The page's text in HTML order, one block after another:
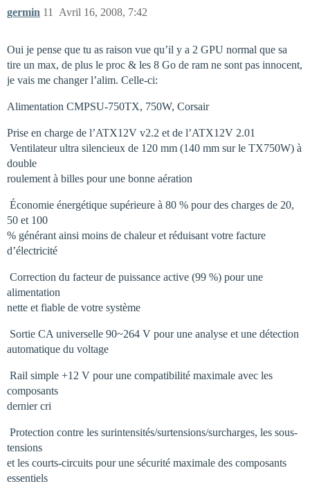
germin Avril 16, 2008, 7:42
11
Oui je pense que tu as raison vue qu’il y a 2 GPU normal que sa
tire un max, de plus le proc & les 8 Go de ram ne sont pas innocent,
je vais me changer l’alim. Celle-ci:
Alimentation CMPSU-750TX, 750W, Corsair
Prise en charge de l’ATX12V v2.2 et de l’ATX12V 2.01
 Ventilateur ultra silencieux de 120 mm (140 mm sur le TX750W) à
double
roulement à billes pour une bonne aération
 Économie énergétique supérieure à 80 % pour des charges de 20,
50 et 100
% générant ainsi moins de chaleur et réduisant votre facture
d’électricité
 Correction du facteur de puissance active (99 %) pour une
alimentation
nette et fiable de votre système
 Sortie CA universelle 90~264 V pour une analyse et une détection
automatique du voltage
 Rail simple +12 V pour une compatibilité maximale avec les
composants
dernier cri
 Protection contre les surintensités/surtensions/surcharges, les sous-
tensions
et les courts-circuits pour une sécurité maximale des composants
essentiels